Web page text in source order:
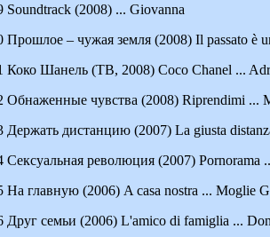
Soundtrack (2008) ... Giovanna
Прошлое – чужая земля (2008) Il passato è
Коко Шанель (ТВ, 2008) Coco Chanel ...
Обнаженные чувства (2008) Riprendimi ...
Держать дистанцию (2007) La giusta
Сексуальная революция (2007) Pornorama
На главную (2006) A casa nostra ... Moglie
Друг семьи (2006) L'amico di famiglia ...